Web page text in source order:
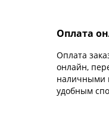
Оплата
Оплата
онлайн,
наличными
удобным